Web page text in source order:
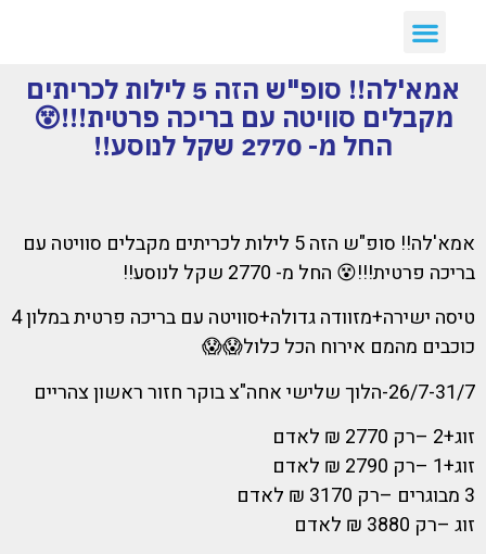
אמא'לה!! סופ"ש הזה 5 לילות לכריתים
מקבלים סוויטה עם בריכה פרטית!!!😵
החל מ- 2770 שקל לנוסע!!
אמא'לה!! סופ"ש הזה 5 לילות לכריתים מקבלים סוויטה עם
בריכה פרטית!!!😵 החל מ- 2770 שקל לנוסע!!
טיסה ישירה+מזוודה גדולה+סוויטה עם בריכה פרטית במלון 4
כוכבים מהמם אירוח הכל כלול😱😱
26/7-31/7-הלוך שלישי אחה"צ בוקר חזור ראשון צהריים
זוג+2 –רק 2770 ₪ לאדם
זוג+1 –רק 2790 ₪ לאדם
3 מבוגרים –רק 3170 ₪ לאדם
זוג –רק 3880 ₪ לאדם